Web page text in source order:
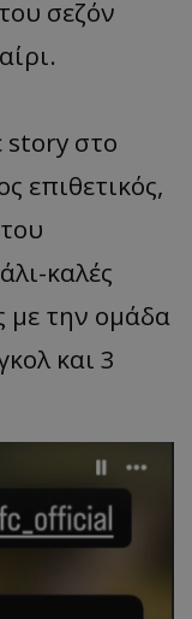
σεζόν
story στο
επιθετικός,
καλές
με την ομάδα
και 3